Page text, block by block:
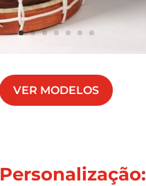
VER MODELOS
Personalização: